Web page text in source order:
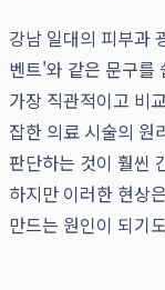
강남 일대의 피부과
벤트'와 같은 문구를
가장 직관적이고 비
잡한 의료 시술의 원
판단하는 것이 훨씬
하지만 이러한 현상
만드는 원인이 되기